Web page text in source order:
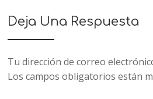
Deja Una Respuesta
Tu dirección de correo
Los campos obligatorios están